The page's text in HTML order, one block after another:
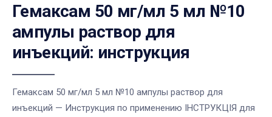
Гемаксам 50 мг/мл 5 мл №10
ампулы раствор для
инъекций: инструкция
Гемаксам 50 мг/мл 5 мл №10 ампулы раствор для
инъекций — Инструкция по применению ІНСТРУКЦІЯ для